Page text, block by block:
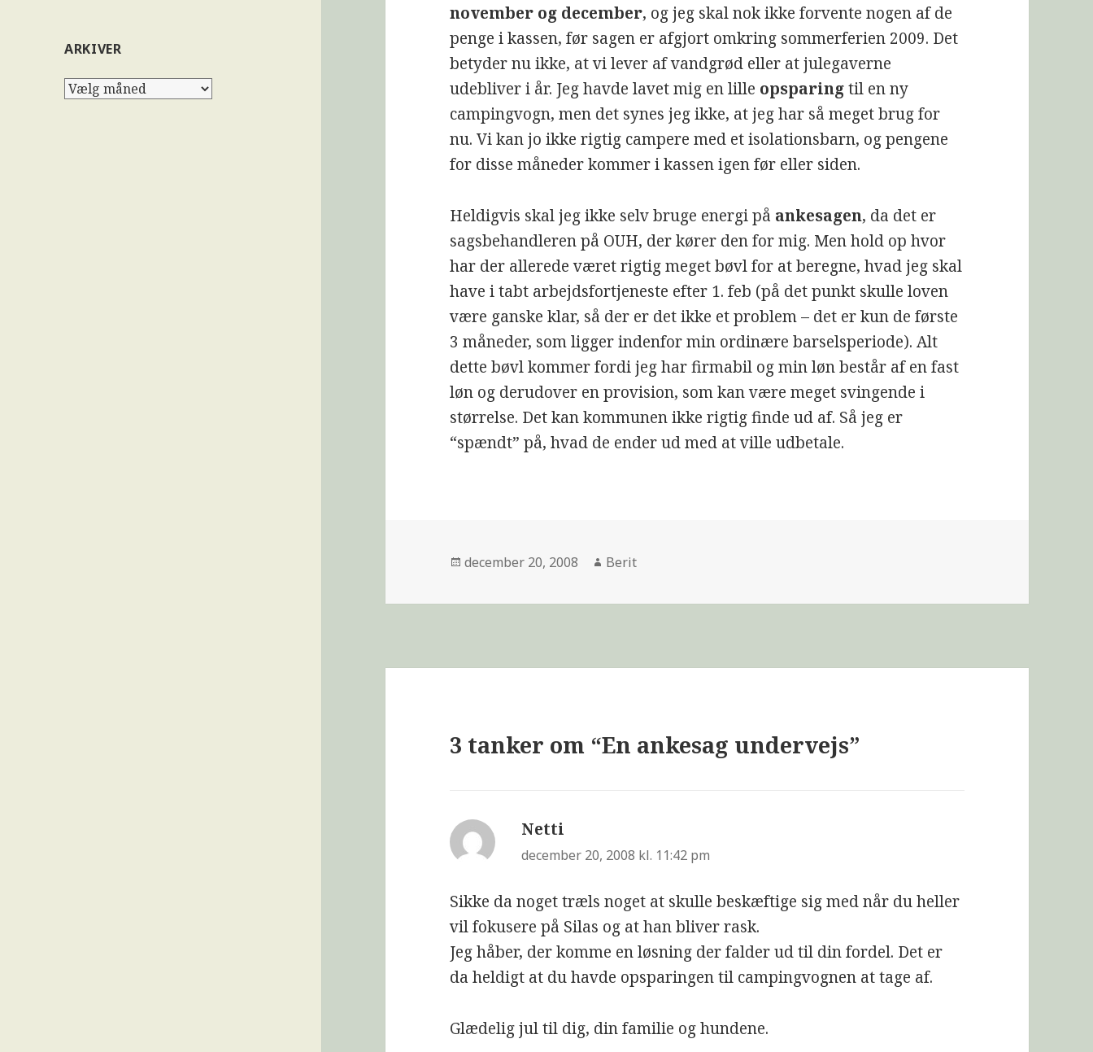
ARKIVER
november og december, og jeg skal nok ikke forvente nogen af de
penge i kassen, før sagen er afgjort omkring sommerferien 2009. Det
betyder nu ikke, at vi lever af vandgrød eller at julegaverne
udebliver i år. Jeg havde lavet mig en lille opsparingtil en ny
campingvogn, men det synes jeg ikke, at jeg har så meget brug for
nu. Vi kan jo ikke rigtig campere med et isolationsbarn, og pengene
for disse måneder kommer i kassen igen før eller siden.
Heldigvis skal jeg ikke selv bruge energi på ankesagen, da det er
sagsbehandleren på OUH, der kører den for mig. Men hold op hvor
har der allerede været rigtig meget bøvl for at beregne, hvad jeg skal
have i tabt arbejdsfortjeneste efter 1. feb (på det punkt skulle loven
være ganske klar, så der er det ikke et problem – det er kun de første
3 måneder, som ligger indenfor min ordinære barselsperiode). Alt
dette bøvl kommer fordi jeg har firmabil og min løn består af en fast
løn og derudover en provision, som kan være meget svingende i
størrelse. Det kan kommunen ikke rigtig finde ud af. Så jeg er
“spændt” på, hvad de ender ud med at ville udbetale.
december 20, 2008 Berit
3 tanker om “En ankesag undervejs”
Netti
december 20, 2008 kl. 11:42 pm
Sikke da noget træls noget at skulle beskæftige sig med når du heller
vil fokusere på Silas og at han bliver rask.
Jeg håber, der komme en løsning der falder ud til din fordel. Det er
da heldigt at du havde opsparingen til campingvognen at tage af.
Glædelig jul til dig, din familie og hundene.